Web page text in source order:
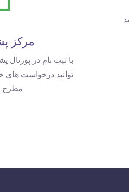
مرکز
با ثبت نام در پورتال
توانید درخواست
مطرح